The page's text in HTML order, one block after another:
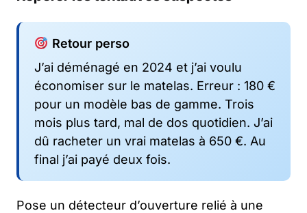
Retour perso
J’ai déménagé en 2024 et j’ai voulu
économiser sur le matelas. Erreur : 180 €
pour un modèle bas de gamme. Trois
mois plus tard, mal de dos quotidien. J’ai
dû racheter un vrai matelas à 650 €. Au
final j’ai payé deux fois.
Pose un détecteur d’ouverture relié à une